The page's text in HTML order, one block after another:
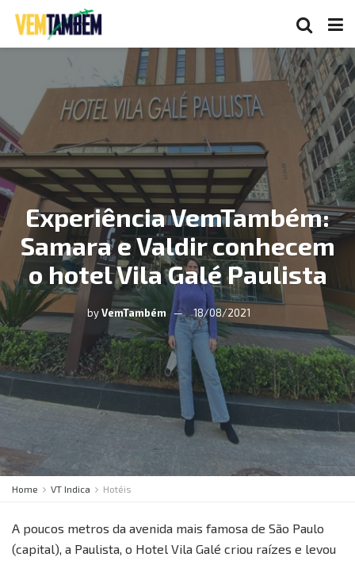
Experiência VemTambém:
Samara e Valdir conhecem
o hotel Vila Galé Paulista
byVemTambém 18/08/2021
Home VT Indica Hotéis
A poucos metros da avenida mais famosa de São Paulo
(capital), a Paulista, o Hotel Vila Galé criou raízes e levou